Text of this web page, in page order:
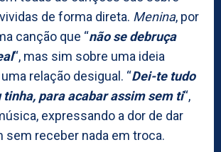
de forma direta. Menina, por
canção que “não se debruça
“, mas sim sobre uma ideia
relação desigual. “Dei-te tudo
tinha, para acabar assim sem ti“,
expressando a dor de dar
sem receber nada em troca.